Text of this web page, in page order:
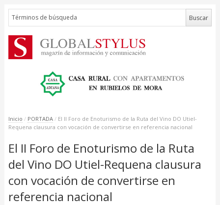
Inicio / PORTADA / El II Foro de Enoturismo de la Ruta del Vino DO Utiel-
Requena clausura con vocación de convertirse en referencia nacional
El II Foro de Enoturismo de la Ruta
del Vino DO Utiel-Requena clausura
con vocación de convertirse en
referencia nacional